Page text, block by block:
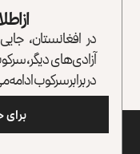
از
در افغانستان،
آزادی‌های دیگر،
در برابر سرکوب